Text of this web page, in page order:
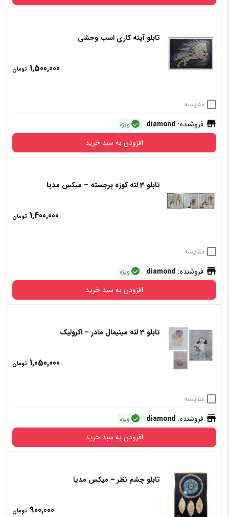
تابلو آینه کاری اسب وحشی
1,500,000 تومان
مقایسه
فروشنده: diamond ویژه
افزودن به سبد خرید
تابلو 3 لته کوزه برجسته – میکس مدیا
1,400,000 تومان
مقایسه
فروشنده: diamond ویژه
افزودن به سبد خرید
تابلو 3 لته مینیمال مادر – اکرولیک
1,050,000 تومان
مقایسه
فروشنده: diamond ویژه
افزودن به سبد خرید
تابلو چشم نظر – میکس مدیا
900,000 تومان